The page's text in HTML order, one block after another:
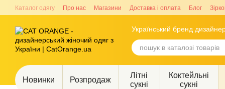
Перейти до основного контенту
Каталог одягу Про нас Магазини Доставка і оплата Блог
Український бренд
Новинки Розпродаж
Літні
сукні
Коктейльні
сукні